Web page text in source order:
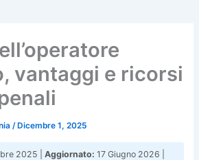
vantaggi e ricorsi
/ Dicembre 1, 2025
2025 |Aggiornato: 17 Giugno 2026 |